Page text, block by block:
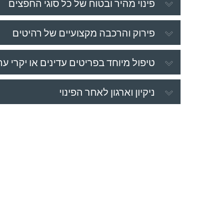
פינוי מהיר ובטוח של כל סוגי החפצים
פירוק והרכבה מקצועיים של רהיטים
טיפול מיוחד בפריטים עדינים או יקרי
ניקיון וארגון לאחר הפינוי